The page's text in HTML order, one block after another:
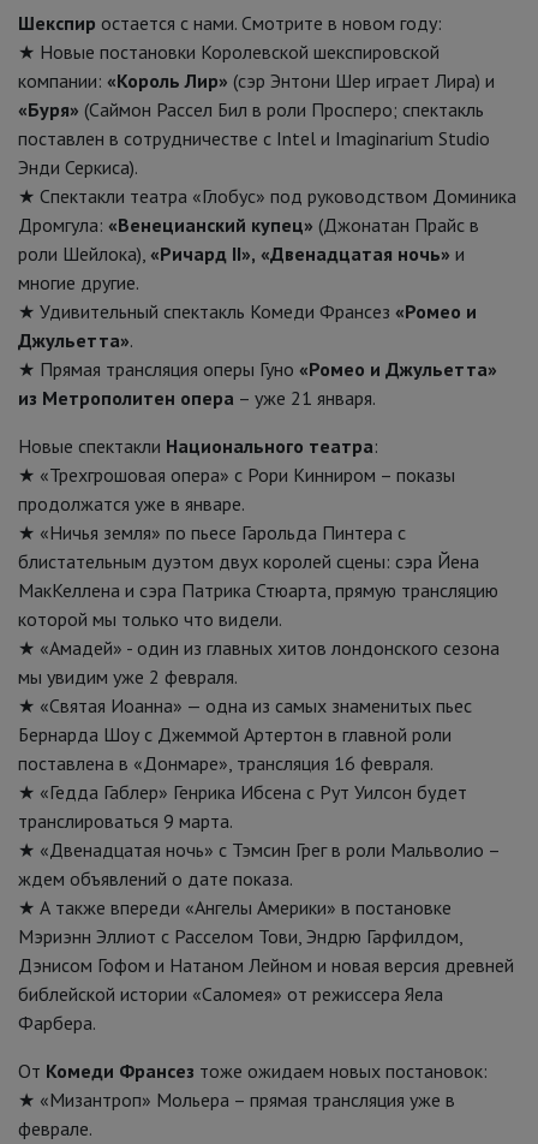
Шекспир остается с нами. Смотрите в новом году:
★ Новые постановки Королевской шекспировской
компании: «Король Лир» (сэр Энтони Шер играет Лира) и
«Буря» (Саймон Рассел Бил в роли Просперо; спектакль
поставлен в сотрудничестве с Intel и Imaginarium Studio
Энди Серкиса).
★ Спектакли театра «Глобус» под руководством Доминика
Дромгула: «Венецианский купец» (Джонатан Прайс в
роли Шейлока), «Ричард II», «Двенадцатая ночь» и
многие другие.
★ Удивительный спектакль Комеди Франсез «Ромео и
Джульетта».
★ Прямая трансляция оперы Гуно «Ромео и Джульетта»
из Метрополитен опера – уже 21 января.
Новые спектакли Национального театра:
★ «Трехгрошовая опера» с Рори Кинниром – показы
продолжатся уже в январе.
★ «Ничья земля» по пьесе Гарольда Пинтера с
блистательным дуэтом двух королей сцены: сэра Йена
МакКеллена и сэра Патрика Стюарта, прямую трансляцию
которой мы только что видели.
★ «Амадей» - один из главных хитов лондонского сезона
мы увидим уже 2 февраля.
★ «Святая Иоанна» — одна из самых знаменитых пьес
Бернарда Шоу с Джеммой Артертон в главной роли
поставлена в «Донмаре», трансляция 16 февраля.
★ «Гедда Габлер» Генрика Ибсена с Рут Уилсон будет
транслироваться 9 марта.
★ «Двенадцатая ночь» с Тэмсин Грег в роли Мальволио –
ждем объявлений о дате показа.
★ А также впереди «Ангелы Америки» в постановке
Мэриэнн Эллиот с Расселом Тови, Эндрю Гарфилдом,
Дэнисом Гофом и Натаном Лейном и новая версия древней
библейской истории «Саломея» от режиссера Яела
Фарбера.
От Комеди Франсез тоже ожидаем новых постановок:
★ «Мизантроп» Мольера – прямая трансляция уже в
феврале.